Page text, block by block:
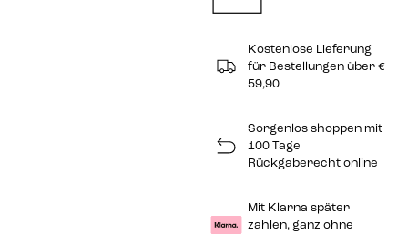
Kostenlose Lieferung
für Bestellungen über €
59,90
Sorgenlos shoppen mit
100 Tage
Rückgaberecht online
Mit Klarna später
zahlen, ganz ohne